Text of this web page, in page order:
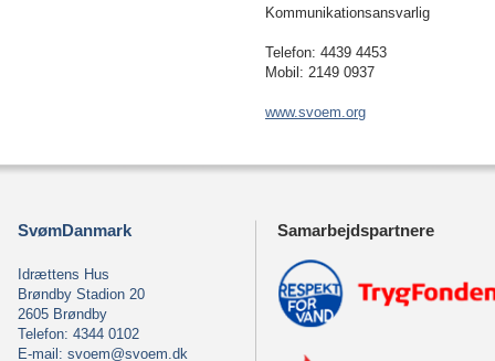
Kommunikationsansvarlig
Telefon: 4439 4453
Mobil: 2149 0937
www.svoem.org
SvømDanmark
Idrættens Hus
Brøndby Stadion 20
2605 Brøndby
Telefon: 4344 0102
E-mail: svoem@svoem.dk
Samarbejdspartnere